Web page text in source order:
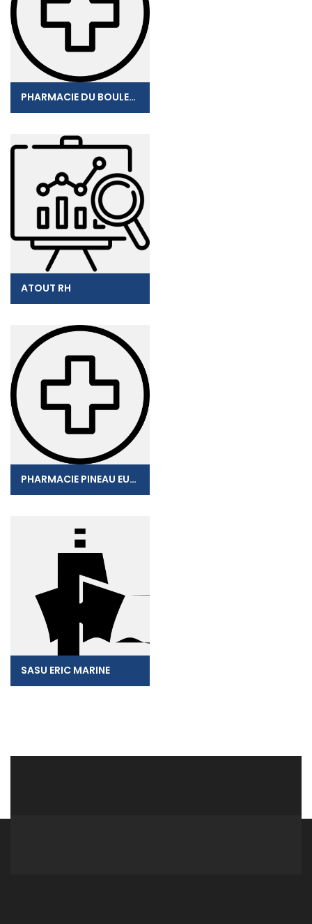
PHARMACIE DU BOULEVARD
ATOUT RH
PHARMACIE PINEAU EURL
SASU ERIC MARINE